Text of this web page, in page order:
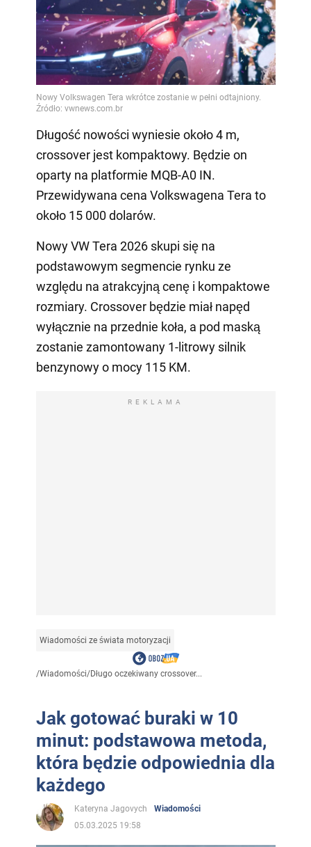
Długość nowości wyniesie około 4 m,
crossover jest kompaktowy. Będzie on
oparty na platformie MQB-A0 IN.
Przewidywana cena Volkswagena Tera to
około 15 000 dolarów.
Nowy VW Tera 2026 skupi się na
podstawowym segmencie rynku ze
względu na atrakcyjną cenę i kompaktowe
rozmiary. Crossover będzie miał napęd
wyłącznie na przednie koła, a pod maską
zostanie zamontowany 1-litrowy silnik
benzynowy o mocy 115 KM.
REKLAMA
Wiadomości ze świata motoryzacji
/Wiadomości/Długo oczekiwany crossover...
Jak gotować buraki w 10
minut: podstawowa metoda,
która będzie odpowiednia dla
każdego
Kateryna Jagovych
Wiadomości
05.03.2025 19:58